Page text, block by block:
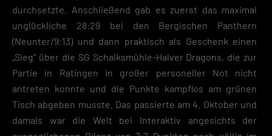
durchsetzte. Anschließend gab es zuerst das maximal
unglückliche 28:29 bei den Bergischen Panthern
(Neunter/9:13) und dann praktisch als Geschenk einen
„Sieg“ über die SG Schalksmühle-Halver Dragons, die zur
Partie in Ratingen in großer personeller Not nicht
antreten konnte und die Punkte kampflos am grünen
Tisch abgeben musste. Das passierte am 4. Oktober und
damals war die Welt bei Interaktiv angesichts der